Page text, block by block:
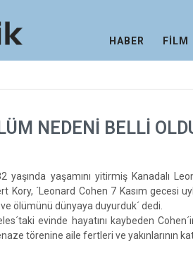
HABER FİLM
NEDENİ BELLİ
yaşında yaşamını yitirmiş Kanadalı
Kory, ´Leonard Cohen 7 Kasım gecesi
ölümünü dünyaya duyurduk´ dedi.
evinde hayatını kaybeden
törenine aile fertleri ve yakınlarının